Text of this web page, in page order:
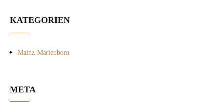
KATEGORIEN
Mainz-Marienborn
META